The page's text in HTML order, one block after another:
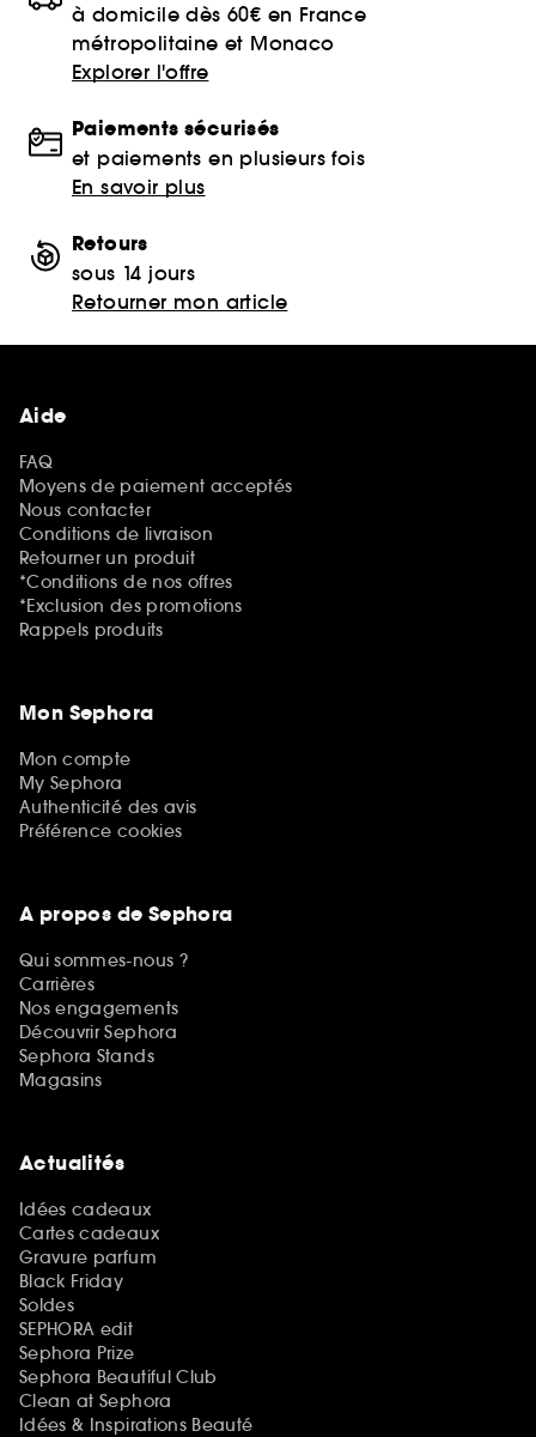
à domicile dès 60€ en France
métropolitaine et Monaco
Explorer l'offre
Paiements sécurisés
et paiements en plusieurs fois
En savoir plus
Retours
sous 14 jours
Retourner mon article
Aide
FAQ
Moyens de paiement acceptés
Nous contacter
Conditions de livraison
Retourner un produit
*Conditions de nos offres
*Exclusion des promotions
Rappels produits
Mon Sephora
Mon compte
My Sephora
Authenticité des avis
Préférence cookies
A propos de Sephora
Qui sommes-nous ?
Carrières
Nos engagements
Découvrir Sephora
Sephora Stands
Magasins
Actualités
Idées cadeaux
Cartes cadeaux
Gravure parfum
Black Friday
Soldes
SEPHORA edit
Sephora Prize
Sephora Beautiful Club
Clean at Sephora
Idées & Inspirations Beauté